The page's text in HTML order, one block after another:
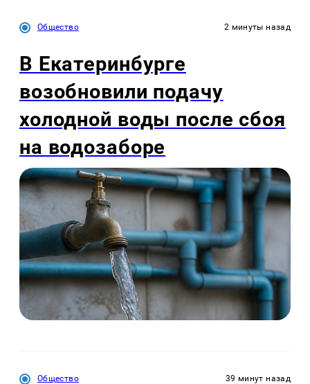
Общество 2 минуты назад
В Екатеринбурге
возобновили подачу
холодной воды после сбоя
на водозаборе
Общество 39 минут назад